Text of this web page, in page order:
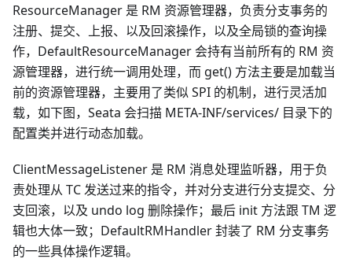
ResourceManager 是 RM 资源管理器，负责分支事务的
注册、提交、上报、以及回滚操作，以及全局锁的查询操
作，DefaultResourceManager 会持有当前所有的 RM 资
源管理器，进行统一调用处理，而 get() 方法主要是加载当
前的资源管理器，主要用了类似 SPI 的机制，进行灵活加
载，如下图，Seata 会扫描 META-INF/services/ 目录下的
配置类并进行动态加载。
ClientMessageListener 是 RM 消息处理监听器，用于负
责处理从 TC 发送过来的指令，并对分支进行分支提交、分
支回滚，以及 undo log 删除操作；最后 init 方法跟 TM 逻
辑也大体一致；DefaultRMHandler 封装了 RM 分支事务
的一些具体操作逻辑。